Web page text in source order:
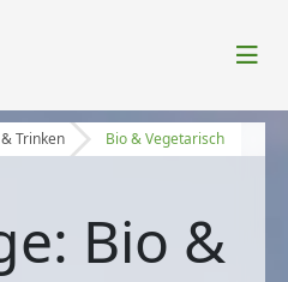
Trinken Bio & Vegetarisch
Bio &